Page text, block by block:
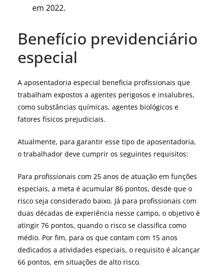
em 2022.
Benefício previdenciário
especial
A aposentadoria especial beneficia profissionais que
trabalham expostos a agentes perigosos e insalubres,
como substâncias químicas, agentes biológicos e
fatores físicos prejudiciais.
Atualmente, para garantir esse tipo de aposentadoria,
o trabalhador deve cumprir os seguintes requisitos:
Para profissionais com 25 anos de atuação em funções
especiais, a meta é acumular 86 pontos, desde que o
risco seja considerado baixo. Já para profissionais com
duas décadas de experiência nesse campo, o objetivo é
atingir 76 pontos, quando o risco se classifica como
médio. Por fim, para os que contam com 15 anos
dedicados a atividades especiais, o requisito é alcançar
66 pontos, em situações de alto risco.